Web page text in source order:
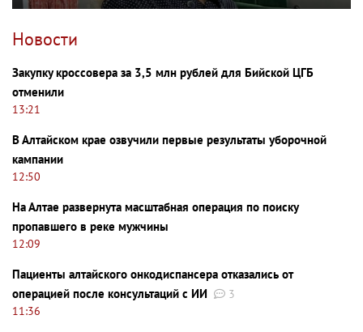
Новости
Закупку кроссовера за 3,5 млн рублей для Бийской ЦГБ
отменили
13:21
В Алтайском крае озвучили первые результаты уборочной
кампании
12:50
На Алтае развернута масштабная операция по поиску
пропавшего в реке мужчины
12:09
Пациенты алтайского онкодиспансера отказались от
операцией после консультаций с ИИ
3
11:36